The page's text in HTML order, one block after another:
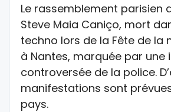
Le rassemblement parisien
Steve Maia Caniço, mort
techno lors de la Fête de la
à Nantes, marquée par une
controversée de la police.
manifestations sont
pays.